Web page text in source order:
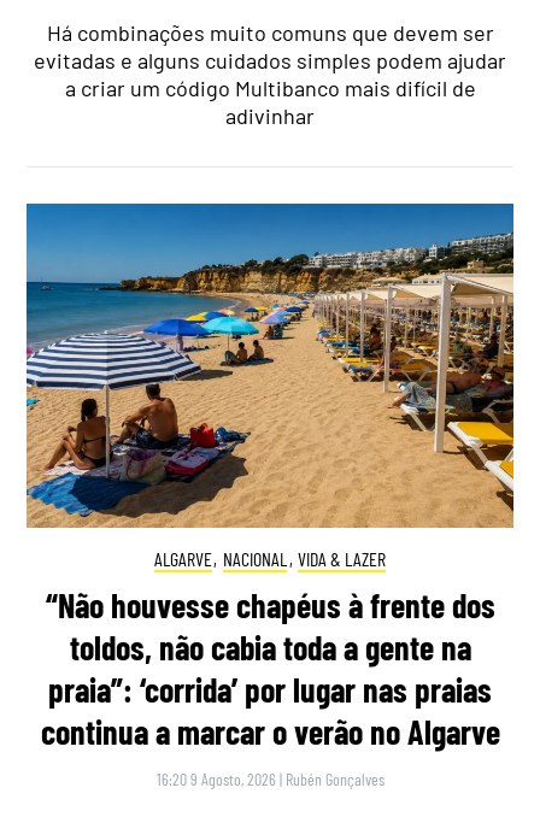
Há combinações muito comuns que devem ser
evitadas e alguns cuidados simples podem ajudar
a criar um código Multibanco mais difícil de
adivinhar
ALGARVE, NACIONAL , VIDA & LAZER
“Não houvesse chapéus à frente dos
toldos, não cabia toda a gente na
praia”: ‘corrida’ por lugar nas praias
continua a marcar o verão no Algarve
16:20 9 Agosto, 2026 | Rubén Gonçalves